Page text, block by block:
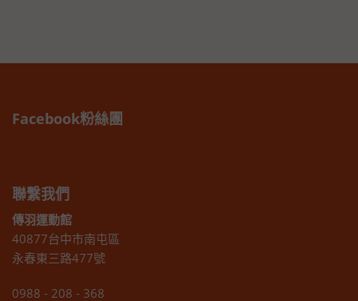
Facebook粉絲團
聯繫我們
傳羽運動館
40877台中市南屯區
永春東三路477號
0988 - 208 - 368